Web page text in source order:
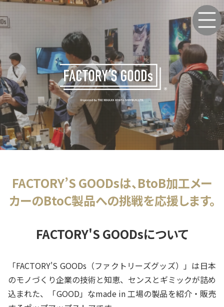
FACTORY’S GOODsは、BtoB加工メー
カーのBtoC製品への挑戦を応援します。
FACTORY'S GOODsについて
「FACTORY'S GOODs（ファクトリーズグッズ）」は日本
のモノづくり企業の技術と知恵、センスとギミックが詰め
込まれた、「GOOD」なmade in 工場の製品を紹介・販売